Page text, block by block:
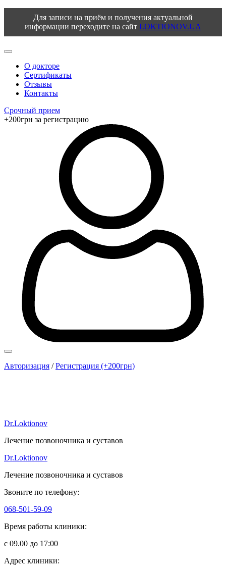
Для записи на приём и получения актуальной
информации переходите на сайт LOKTIONOV.UA
О докторе
Сертификаты
Отзывы
Контакты
Срочный прием
+200грн за регистрацию
Авторизация /Регистрация (+200грн)
Dr.Loktionov
Лечение позвоночника и суставов
Dr.Loktionov
Лечение позвоночника и суставов
Звоните по телефону:
068-501-59-09
Время работы клиники:
с 09.00 до 17:00
Адрес клиники: